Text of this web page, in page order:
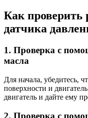
Как проверить
датчика
1. Проверка с
масла
Для начала, убедитесь,
поверхности и
двигатель и дайте ему
2. Проверка с